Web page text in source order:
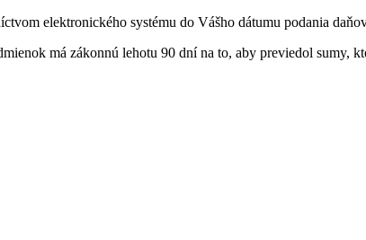
elektronického systému do Vášho dátumu podania
má zákonnú lehotu 90 dní na to, aby previedol sumy,